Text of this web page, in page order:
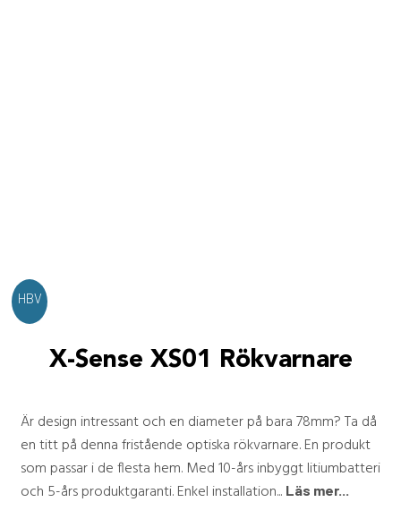
HBV
X-Sense XS01 Rökvarnare
Är design intressant och en diameter på bara 78mm? Ta då
en titt på denna fristående optiska rökvarnare. En produkt
som passar i de flesta hem. Med 10-års inbyggt litiumbatteri
och 5-års produktgaranti. Enkel installation... Läs mer...